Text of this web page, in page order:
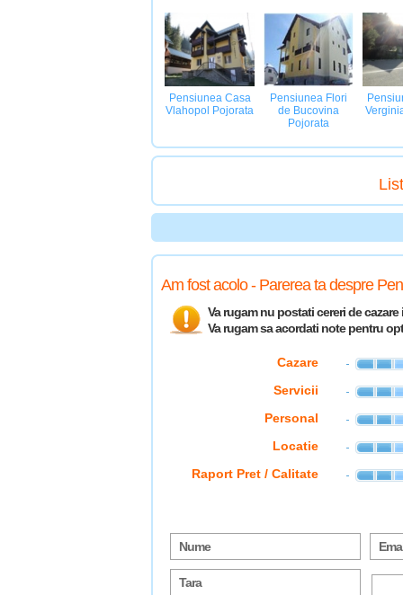
Pensiunea Casa
Vlahopol Pojorata
Pensiunea Flori
de Bucovina
Pojorata
Am fost acolo - Parerea ta despre
Va rugam nu postati cereri de
Va rugam sa acordati note pentru
Cazare
Servicii
Personal
Locatie
Raport Pret / Calitate